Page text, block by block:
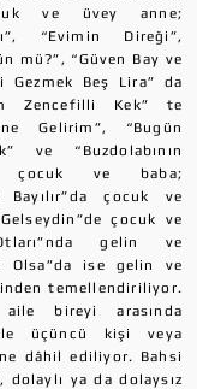
ve üvey anne;
“Evimin Direği”,
mü?”, “Güven Bay ve
Gezmek Beş Lira” da
Zencefilli Kek” te
Gelirim”, “Bugün
ve “Buzdolabının
çocuk ve baba;
Bayılır”da çocuk ve
çocuk ve
gelin ve
Olsa”da ise gelin ve
temellendiriliyor.
bireyi arasında
üçüncü kişi veya
dâhil ediliyor. Bahsi
ya da dolaysız